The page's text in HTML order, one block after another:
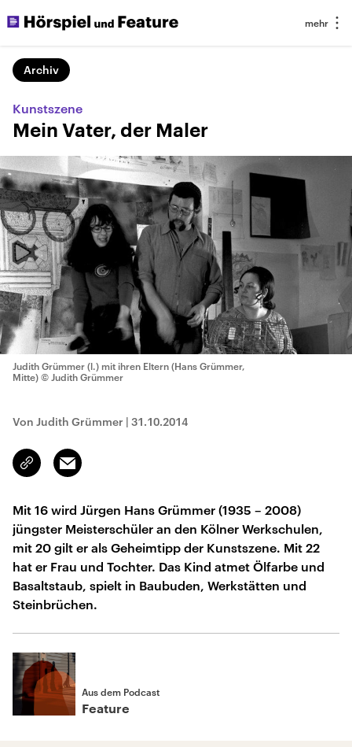
Archiv
Kunstszene
Mein Vater, der Maler
Judith Grümmer (l.) mit ihren Eltern (Hans Grümmer,
Mitte) © Judith Grümmer
Von Judith Grümmer | 31.10.2014
Link
kopieren/teilen
Email
Mit 16 wird Jürgen Hans Grümmer (1935 – 2008)
jüngster Meisterschüler an den Kölner Werkschulen,
mit 20 gilt er als Geheimtipp der Kunstszene. Mit 22
hat er Frau und Tochter. Das Kind atmet Ölfarbe und
Basaltstaub, spielt in Baubuden, Werkstätten und
Steinbrüchen.
Aus dem Podcast
Feature